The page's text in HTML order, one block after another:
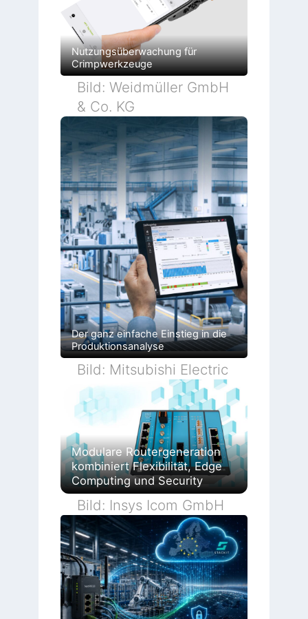
Nutzungsüberwachung für
Crimpwerkzeuge
Bild: Weidmüller GmbH
& Co. KG
Der ganz einfache Einstieg in die
Produktionsanalyse
Bild: Mitsubishi Electric
Modulare Routergeneration
kombiniert Flexibilität, Edge
Computing und Security
Bild: Insys Icom GmbH